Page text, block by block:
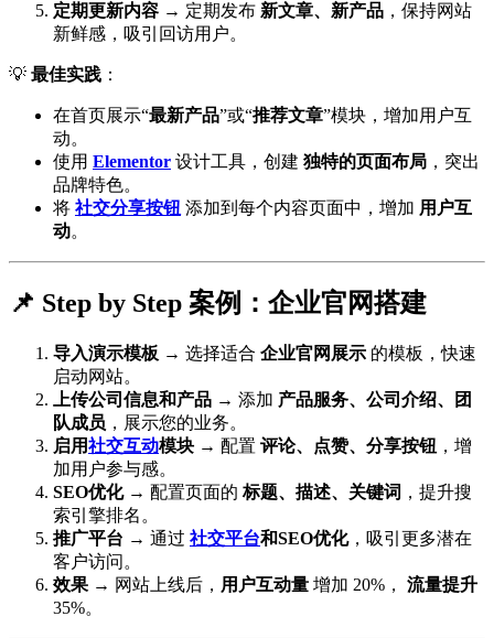
定期更新内容 → 定期发布 新文章、新产品 ，保持网站
新鲜感，吸引回访用户。
💡 最佳实践 ：
在首页展示“最新产品”或“推荐文章”模块，增加用户互
动。
使用 Elementor 设计工具，创建 独特的页面布局 ，突出
品牌特色。
将 社交分享按钮 添加到每个内容页面中，增加 用户互
动。
📌 Step by Step 案例：企业官网搭建
导入演示模板 → 选择适合 企业官网展示 的模板，快速
启动网站。
上传公司信息和产品 → 添加 产品服务、公司介绍、团
队成员 ，展示您的业务。
启用社交互动模块 → 配置 评论、点赞、分享按钮 ，增
加用户参与感。
SEO优化→ 配置页面的 标题、描述、关键词 ，提升搜
索引擎排名。
推广平台 → 通过 社交平台和SEO优化，吸引更多潜在
客户访问。
效果 → 网站上线后， 用户互动量 增加 20%， 流量提升
35%。